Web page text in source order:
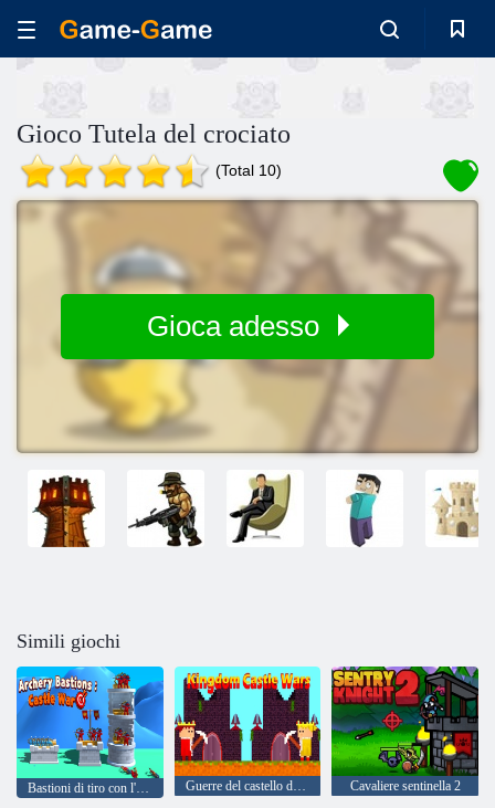
Gioco Tutela del crociato
(Total 10)
Gioca adesso
Simili giochi
Bastioni di tiro con l'arco: Castle War Guerre del castello del regno Cavaliere sentinella 2